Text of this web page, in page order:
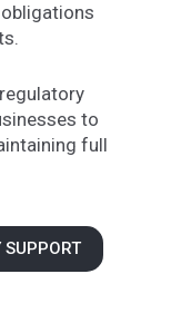
to
full
SUPPORT